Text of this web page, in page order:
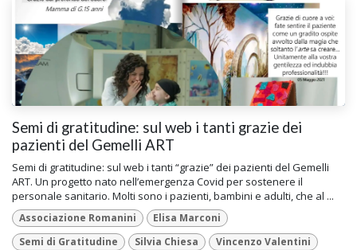
Semi di gratitudine: sul web i tanti grazie dei
pazienti del Gemelli ART
Semi di gratitudine: sul web i tanti “grazie” dei pazienti del Gemelli
ART. Un progetto nato nell’emergenza Covid per sostenere il
personale sanitario. Molti sono i pazienti, bambini e adulti, che al ...
Associazione Romanini
Elisa Marconi
Semi di Gratitudine
Silvia Chiesa Vincenzo Valentini